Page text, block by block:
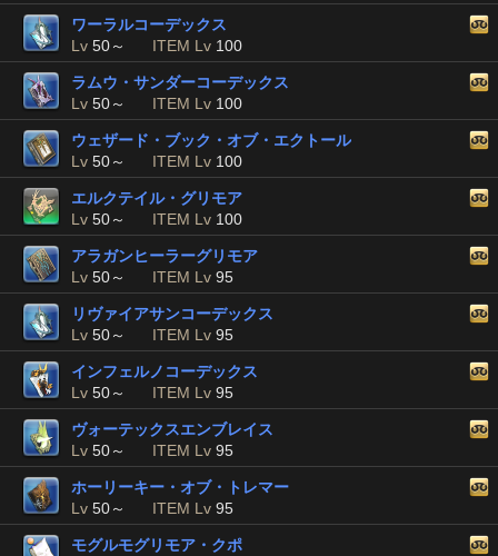
ワーラルコーデックス
Lv 50～ ITEM Lv 100
ラムウ・サンダーコーデックス
Lv 50～ ITEM Lv 100
ウェザード・ブック・オブ・エクトール
Lv 50～ ITEM Lv 100
エルクテイル・グリモア
Lv 50～ ITEM Lv 100
アラガンヒーラーグリモア
Lv 50～ ITEM Lv 95
リヴァイアサンコーデックス
Lv 50～ ITEM Lv 95
インフェルノコーデックス
Lv 50～ ITEM Lv 95
ヴォーテックスエンブレイス
Lv 50～ ITEM Lv 95
ホーリーキー・オブ・トレマー
Lv 50～ ITEM Lv 95
モグルモグリモア・クポ